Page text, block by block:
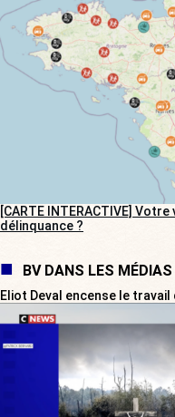
[CARTE INTERACTIVE]
délinquance ?
BV DANS LES MÉDIAS
Eliot Deval encense le travail